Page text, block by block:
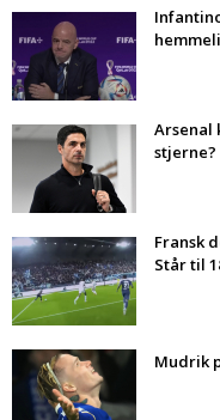
Arsenal
stjerne?
Fransk
Står til
Mudrik